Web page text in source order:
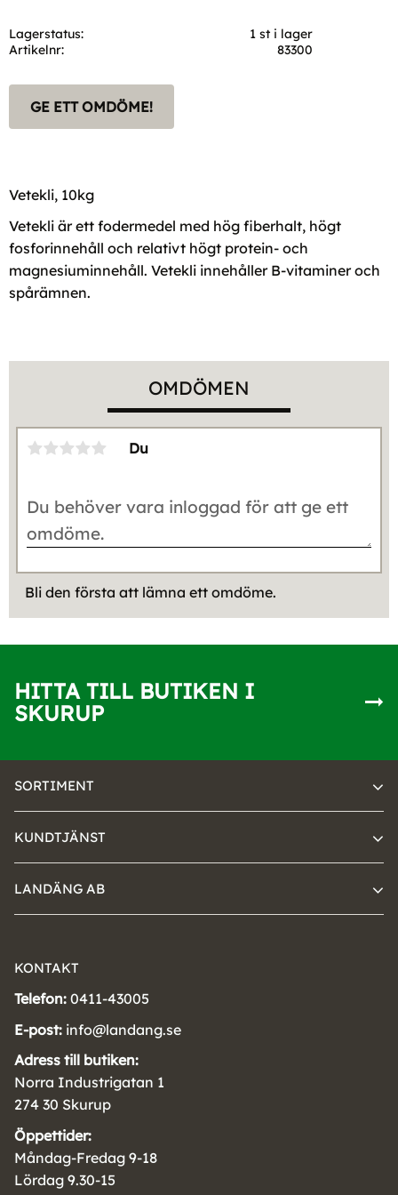
Lagerstatus
1 st i lager
Artikelnr
83300
GE ETT OMDÖME!
Vetekli, 10kg
Vetekli är ett fodermedel med hög fiberhalt, högt
fosforinnehåll och relativt högt protein- och
magnesiuminnehåll. Vetekli innehåller B-vitaminer och
spårämnen.
OMDÖMEN
Du
Bli den första att lämna ett omdöme.
HITTA TILL BUTIKEN I
SKURUP
SORTIMENT
KUNDTJÄNST
LANDÄNG AB
KONTAKT
Telefon: 0411-43005
E-post: info@landang.se
Adress till butiken:
Norra Industrigatan 1
274 30 Skurup
Öppettider:
Måndag-Fredag 9-18
Lördag 9.30-15